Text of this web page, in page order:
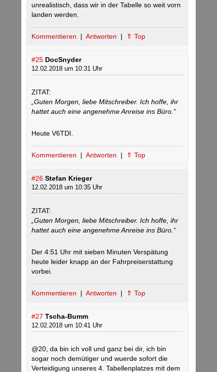
unrealistisch, dass wir in der Tabelle so weit vorn
landen werden.
Kommentieren | Antworten | ⇑ Top
#25 DocSnyder
12.02.2018 um 10:31 Uhr
ZITAT:
„Guten Morgen, liebe Mitschreiber. Ich hoffe, ihr
hattet auch eine angenehme Anreise ins Büro.“
Heute V6TDI.
Kommentieren | Antworten | ⇑ Top
#26 Stefan Krieger
12.02.2018 um 10:35 Uhr
ZITAT:
„Guten Morgen, liebe Mitschreiber. Ich hoffe, ihr
hattet auch eine angenehme Anreise ins Büro.“
Der 4:51 Uhr mit sieben Minuten Verspätung
heute leider knapp an der Fahrpreiserstattung
vorbei.
Kommentieren | Antworten | ⇑ Top
#27 Tscha-Bumm
12.02.2018 um 10:41 Uhr
@20, da bin ich voll und ganz bei dir, ich bin
sogar noch demütiger und wuerde sofort die
Verteidigung unseres 4. Tabellenplatzes mit dem